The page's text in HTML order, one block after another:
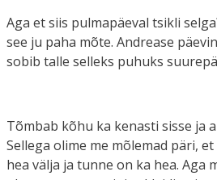
Aga et siis pulmapäeval tsikli
see ju paha mõte. Andrease
sobib talle selleks puhuks
Tõmbab kõhu ka kenasti sisse ja
Sellega olime me mõlemad päri,
hea välja ja tunne on ka hea. Aga